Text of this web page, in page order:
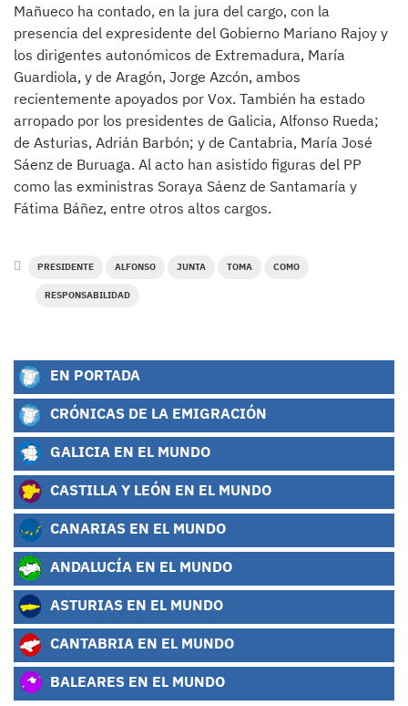
Mañueco ha contado, en la jura del cargo, con la
presencia del expresidente del Gobierno Mariano Rajoy y
los dirigentes autonómicos de Extremadura, María
Guardiola, y de Aragón, Jorge Azcón, ambos
recientemente apoyados por Vox. También ha estado
arropado por los presidentes de Galicia, Alfonso Rueda;
de Asturias, Adrián Barbón; y de Cantabria, María José
Sáenz de Buruaga. Al acto han asistido figuras del PP
como las exministras Soraya Sáenz de Santamaría y
Fátima Báñez, entre otros altos cargos.
PRESIDENTE ALFONSO JUNTA TOMA COMO
RESPONSABILIDAD
EN PORTADA
CRÓNICAS DE LA EMIGRACIÓN
GALICIA EN EL MUNDO
CASTILLA Y LEÓN EN EL MUNDO
CANARIAS EN EL MUNDO
ANDALUCÍA EN EL MUNDO
ASTURIAS EN EL MUNDO
CANTABRIA EN EL MUNDO
BALEARES EN EL MUNDO